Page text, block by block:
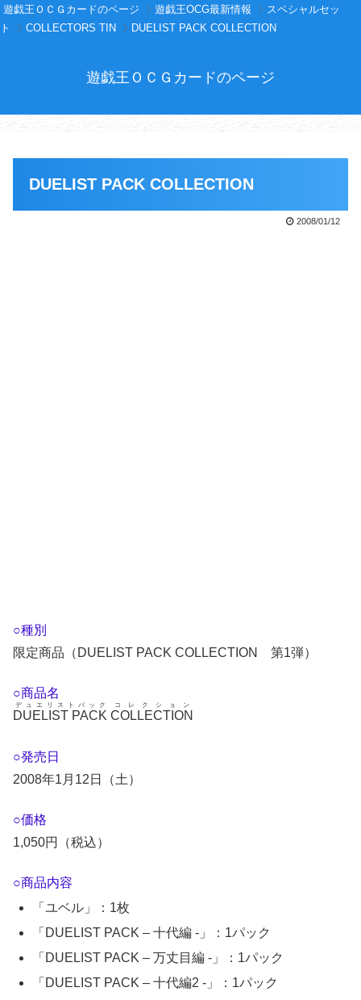
遊戯王ＯＣＧカードのページ 遊戯王OCG最新情報
スペシャルセッ
ト
COLLECTORS TIN DUELIST PACK COLLECTION
遊戯王ＯＣＧカードのページ
DUELIST PACK COLLECTION
2008/01/12
○種別
限定商品（DUELIST PACK COLLECTION 第1弾）
○商品名
DUELIST PACK
デュエリストパック
COLLECTION
コレクション
○発売日
2008年1月12日（土）
○価格
1,050円（税込）
○商品内容
「ユベル」：1枚
「DUELIST PACK – 十代編 -」：1パック
「DUELIST PACK – 万丈目編 -」：1パック
「DUELIST PACK – 十代編2 -」：1パック